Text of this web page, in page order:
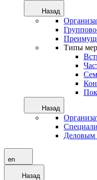
Назад
Типы
Назад
Деловым
en
Назад